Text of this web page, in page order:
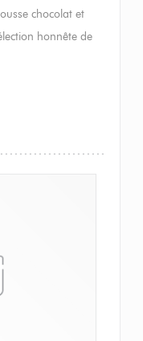
chocolat et
honnête de